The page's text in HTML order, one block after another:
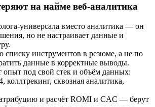
на найме веб-аналитика
универсала вместо аналитика — он
но не настраивает данные и
списку инструментов в резюме, а не по
данные в корректные выводы.
опыт под свой стек и объём данных:
коллтрекинг, сквозная аналитика,
и расчёт ROMI и CAC — берут